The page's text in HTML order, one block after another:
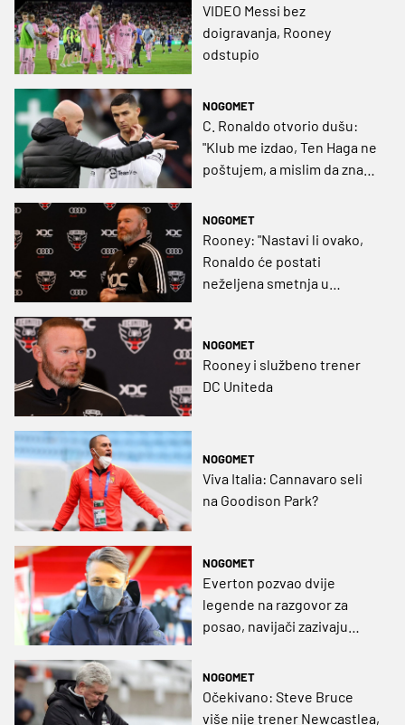
VIDEO Messi bez
doigravanja, Rooney
odstupio
NOGOMET
C. Ronaldo otvorio dušu:
"Klub me izdao, Ten Haga ne
poštujem, a mislim da znam
NOGOMET
Rooney: "Nastavi li ovako,
Ronaldo će postati
neželjena smetnja u
NOGOMET
Rooney i službeno trener
DC Uniteda
NOGOMET
Viva Italia: Cannavaro seli
na Goodison Park?
NOGOMET
Everton pozvao dvije
legende na razgovor za
posao, navijači zazivaju
NOGOMET
Očekivano: Steve Bruce
više nije trener Newcastlea,